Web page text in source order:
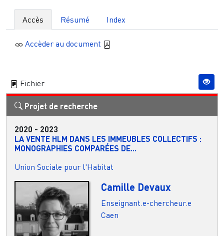
Accès Résumé Index
Accèder au document
Fichier
Projet de recherche
2020 - 2023
LA VENTE HLM DANS LES IMMEUBLES COLLECTIFS :
MONOGRAPHIES COMPARÉES DE...
Union Sociale pour l'Habitat
Camille Devaux
Enseignant.e-chercheur.e
Caen